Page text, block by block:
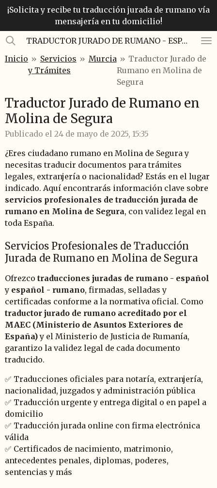
Ir
contenido
principal
TRADUCTOR JURADO DE RUMANO - ESPAÑOL
¡Solicita y recibe tu traducción jurada de rumano vía
mensajería en tu domicilio!
Inicio » Servicios
y Trámites
» Murcia » Traductor Jurado de
Rumano en Molina de
Segura
Traductor Jurado de Rumano en
Molina de Segura
Publicado el 24 de mayo de 2025, 15:35
¿Eres ciudadano rumano en Molina de Segura y
necesitas traducir documentos para trámites
legales, extranjería o nacionalidad? Estás en el lugar
indicado. Aquí encontrarás información clave sobre
servicios profesionales de traducción jurada de
rumano en Molina de Segura, con validez legal en
toda España.
Servicios Profesionales de Traducción
Jurada de Rumano en Molina de Segura
Ofrezco traducciones juradas de rumano - español
y español - rumano, firmadas, selladas y
certificadas conforme a la normativa oficial. Como
traductor jurado de rumano acreditado por el
MAEC (Ministerio de Asuntos Exteriores de
España)y el Ministerio de Justicia de Rumanía,
garantizo la validez legal de cada documento
traducido.
✅ Traducciones oficiales para notaría, extranjería,
nacionalidad, juzgados y administración pública
✅ Traducción urgente y entrega digital o en papel a
domicilio
✅ Traducción jurada online con firma electrónica
válida
✅ Certificados de nacimiento, matrimonio,
antecedentes penales, diplomas, poderes,
sentencias y más